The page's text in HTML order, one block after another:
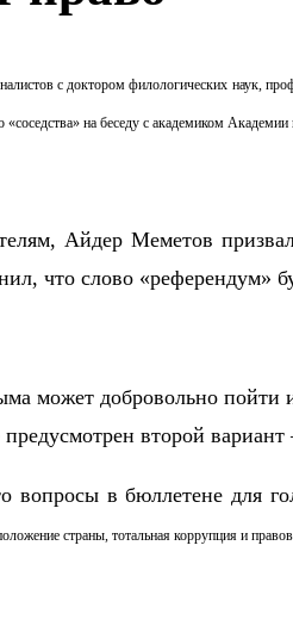
с доктором филологических наук,
на беседу с академиком
Айдер Меметов
что слово «референдум»
может добровольно пойти
предусмотрен второй
вопросы в бюллетене для
страны, тотальная коррупция и